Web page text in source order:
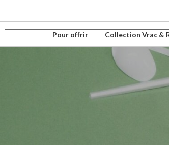
Pour offrir Collection Vrac &